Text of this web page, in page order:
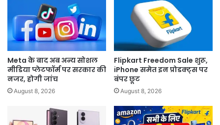
Meta के बाद अब अन्य सोशल
मीडिया प्लेटफॉर्म पर सरकार की
नजर, होगी जांच
August 8, 2026
Flipkart Freedom Sale शुरू,
iPhone समेत इन प्रोडक्ट्स पर
बंपर छूट
August 8, 2026